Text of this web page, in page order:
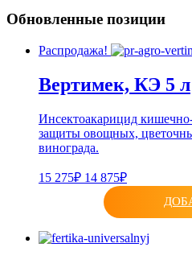
Обновленные позиции
Распродажа!
Вертимек, КЭ 5 л
Инсектоакарицид
защиты овощных,
винограда.
15 275₽ 14 875₽